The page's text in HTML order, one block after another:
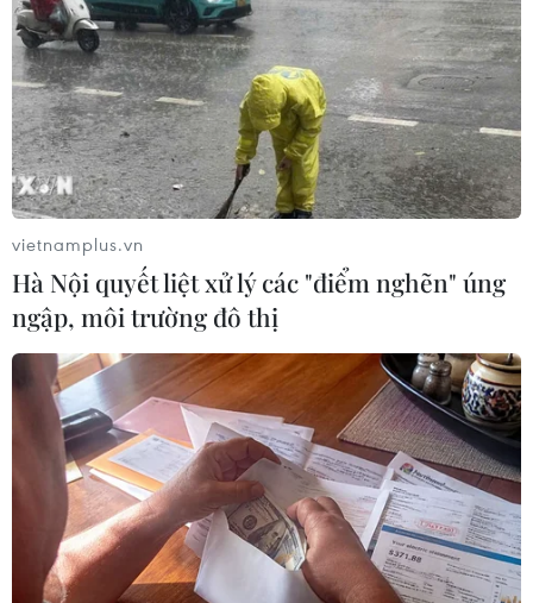
#COVID-19 #Giá dầu
#Giá dầu thế giới
#Căng thẳng giữa Nga-Ukraine
Theo dõi VietnamPlus
vietnamplus.vn
Hà Nội quyết liệt xử lý các "điểm nghẽn" úng
ngập, môi trường đô thị